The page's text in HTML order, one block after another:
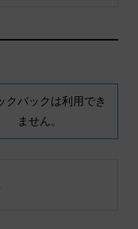
クバックは利用でき
ません。